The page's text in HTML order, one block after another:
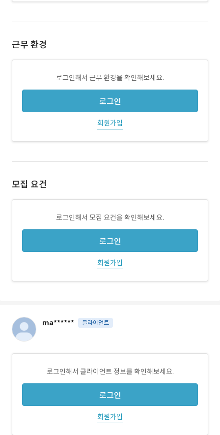
근무 환경
로그인해서 근무 환경을 확인해보세요.
로그인
회원가입
모집 요건
로그인해서 모집 요건을 확인해보세요.
로그인
회원가입
ma****** 클라이언트
로그인해서 클라이언트 정보를 확인해보세요.
로그인
회원가입